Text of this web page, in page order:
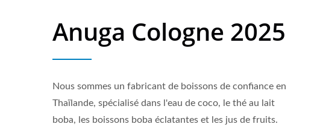
Anuga Cologne 2025
Nous sommes un fabricant de boissons de confiance en
Thaïlande, spécialisé dans l'eau de coco, le thé au lait
boba, les boissons boba éclatantes et les jus de fruits.